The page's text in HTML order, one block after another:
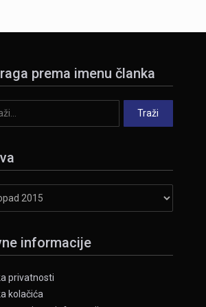
prema imenu članka
informacije
privatnosti
kolačića